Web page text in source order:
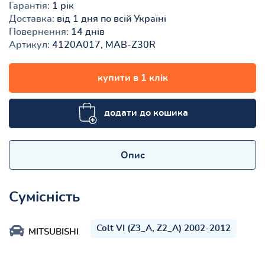
Гарантія: 1 рік
Доставка: від 1 дня по всій Україні
Повернення: 14 днів
Артикул: 4120A017, MAB-Z30R
купити в 1 клік
додати до кошика
Опис
Сумісність
MITSUBISHI Colt VI (Z3_A, Z2_A) 2002-2012